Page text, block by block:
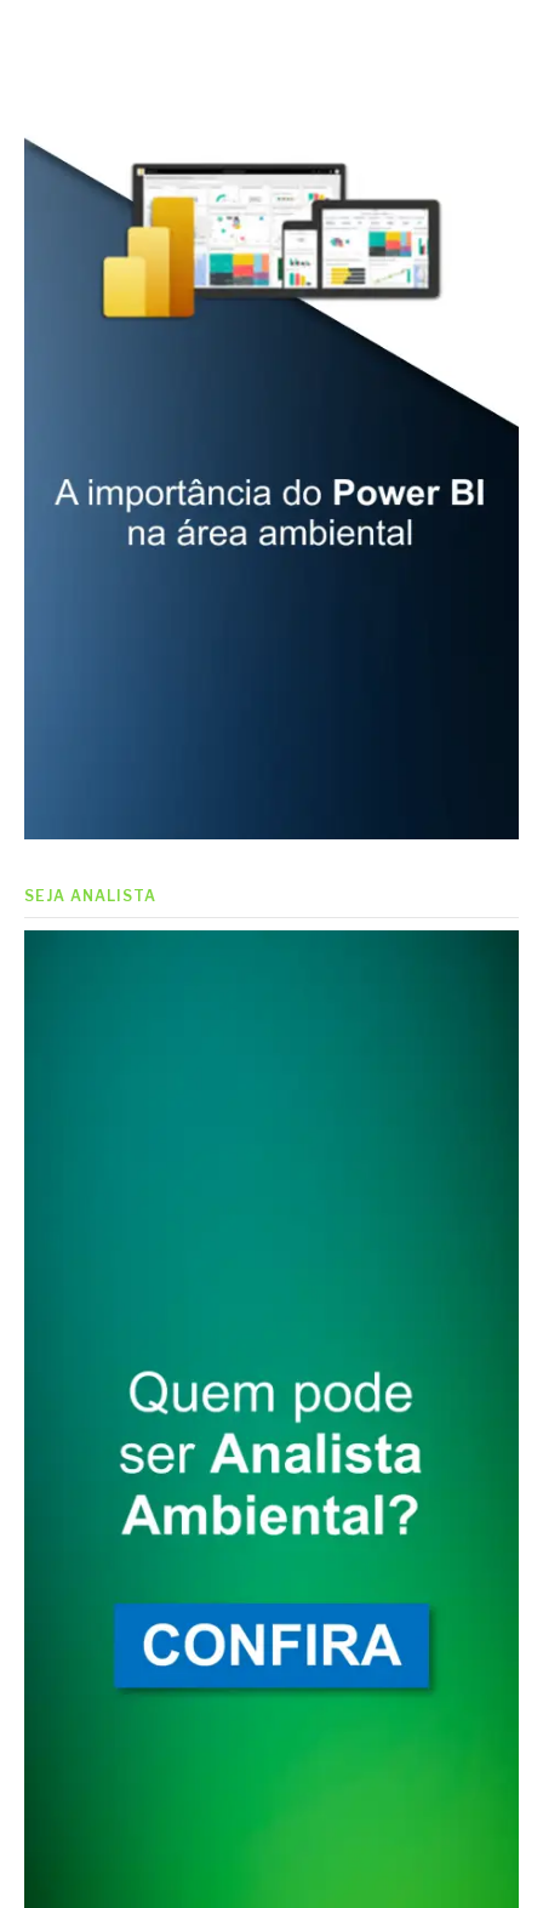
SEJA ANALISTA